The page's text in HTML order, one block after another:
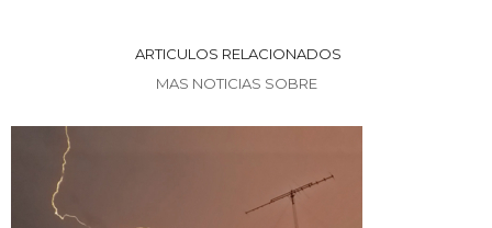
ARTICULOS RELACIONADOS
MAS NOTICIAS SOBRE